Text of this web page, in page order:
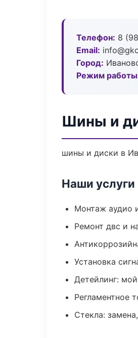
Телефон: 8
Email:
Город:
Режим
Шины и
шины и диски в
Наши услуги
Монтаж аудио
Ремонт двс и
Установка
Детейлинг:
Регламентное
Стекла: